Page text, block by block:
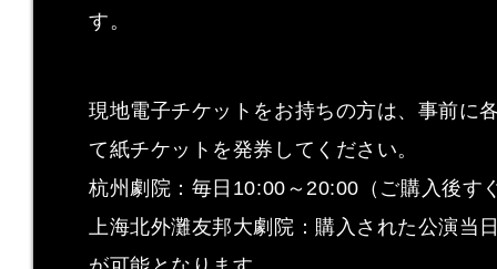
す。
現地電子チケットをお持ちの方は、事前に
て紙チケットを発券してください。
杭州劇院：毎日10:00～20:00（ご購入後す
上海北外灘友邦大劇院：購入された公演当